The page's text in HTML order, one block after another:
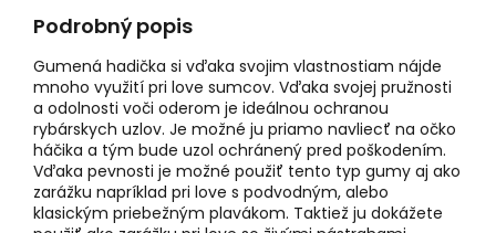
Podrobný popis
Gumená hadička si vďaka svojim vlastnostiam nájde
mnoho využití pri love sumcov. Vďaka svojej pružnosti
a odolnosti voči oderom je ideálnou ochranou
rybárskych uzlov. Je možné ju priamo navliecť na očko
háčika a tým bude uzol ochránený pred poškodením.
Vďaka pevnosti je možné použiť tento typ gumy aj ako
zarážku napríklad pri love s podvodným, alebo
klasickým priebežným plavákom. Taktiež ju dokážete